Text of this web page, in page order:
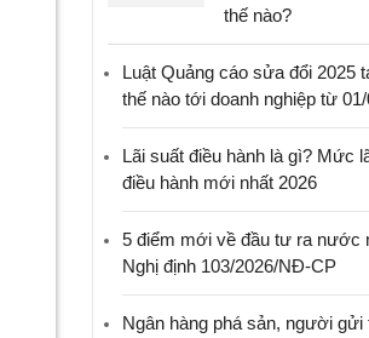
thế nào?
Luật Quảng cáo sửa đổi 2025
thế nào tới doanh nghiệp từ
Lãi suất điều hành là gì? Mức
điều hành mới nhất 2026
5 điểm mới về đầu tư ra nước
Nghị định 103/2026/NĐ-CP
Ngân hàng phá sản, người gửi